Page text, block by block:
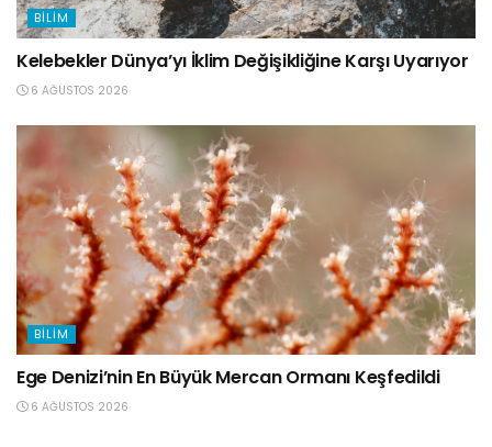
BILIM
Kelebekler Dünya’yı İklim Değişikliğine Karşı Uyarıyor
6 AĞUSTOS 2026
BILIM
Ege Denizi’nin En Büyük Mercan Ormanı Keşfedildi
6 AĞUSTOS 2026